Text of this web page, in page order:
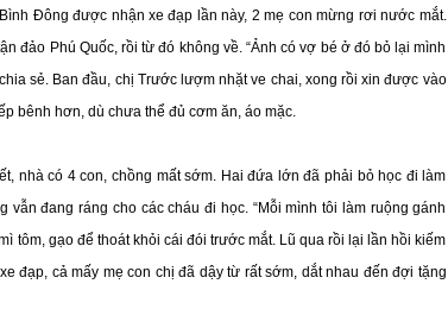
Đông được nhận xe đạp lần này, 2 mẹ con mừng rơi nước mắt.
đảo Phú Quốc, rồi từ đó không về. “Ảnh có vợ bé ở đó bỏ lại mình
sẻ. Ban đầu, chị Trước lượm nhặt ve chai, xong rồi xin được vào
bênh hơn, dù chưa thể đủ cơm ăn, áo mặc.
nhà có 4 con, chồng mất sớm. Hai đứa lớn đã phải bỏ học đi làm
đang ráng cho các cháu đi học. “Mỗi mình tôi làm ruộng gánh
tôm, gạo để thoát khỏi cái đói trước mắt. Lũ qua rồi lại lần hồi kiếm
đạp, cả mấy mẹ con chị đã dậy từ rất sớm, dắt nhau đến đợi tặng